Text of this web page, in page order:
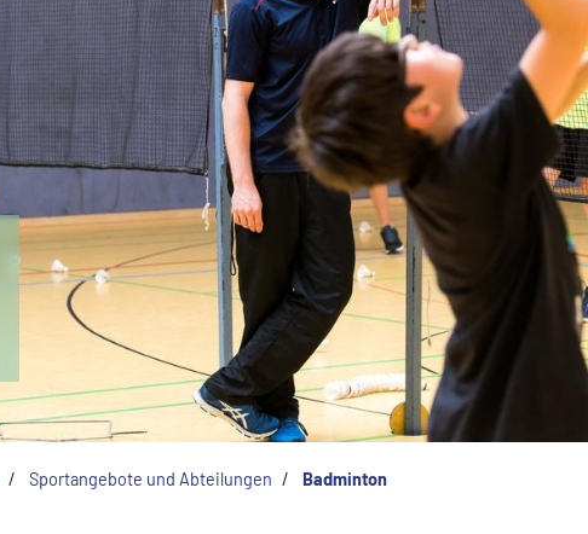
Sportangebote und Abteilungen Badminton